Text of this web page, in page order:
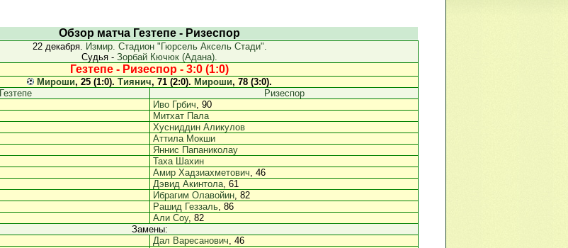
Обзор матча Гезтепе - Ризеспор
22 декабря. Измир. Стадион "Гюрсель Аксель Стади".
Судья - Зорбай Кючюк (Адана).
Гезтепе - Ризеспор - 3:0 (1:0)
Мироши, 25 (1:0). Тиянич, 71 (2:0). Мироши, 78 (3:0).
Гезтепе
Ризеспор
Иво Грбич, 90
Митхат Пала
Хусниддин Аликулов
Аттила Мокши
Яннис Папаниколау
Таха Шахин
Амир Хадзиахметович, 46
Дэвид Акинтола, 61
Ибрагим Олавойин, 82
Рашид Геззаль, 86
Али Соу, 82
Замены:
Дал Варесанович, 46